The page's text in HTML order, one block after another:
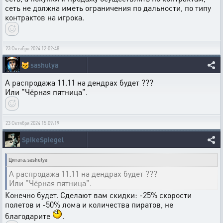
сеть не должна иметь ограничения по дальности, по типу
контрактов на игрока.
23 Октября 2024 12:02:48
😼sashulya
А распродажа 11.11 на дендрах будет ???
Или "Чёрная пятница".
23 Октября 2024 15:09:19
SpikeSpiegel
Цитата: sashulya
А распродажа 11.11 на дендрах будет ???
Или "Чёрная пятница".
Конечно будет. Сделают вам скидки: -25% скорости
полетов и -50% лома и количества пиратов, не
благодарите
.